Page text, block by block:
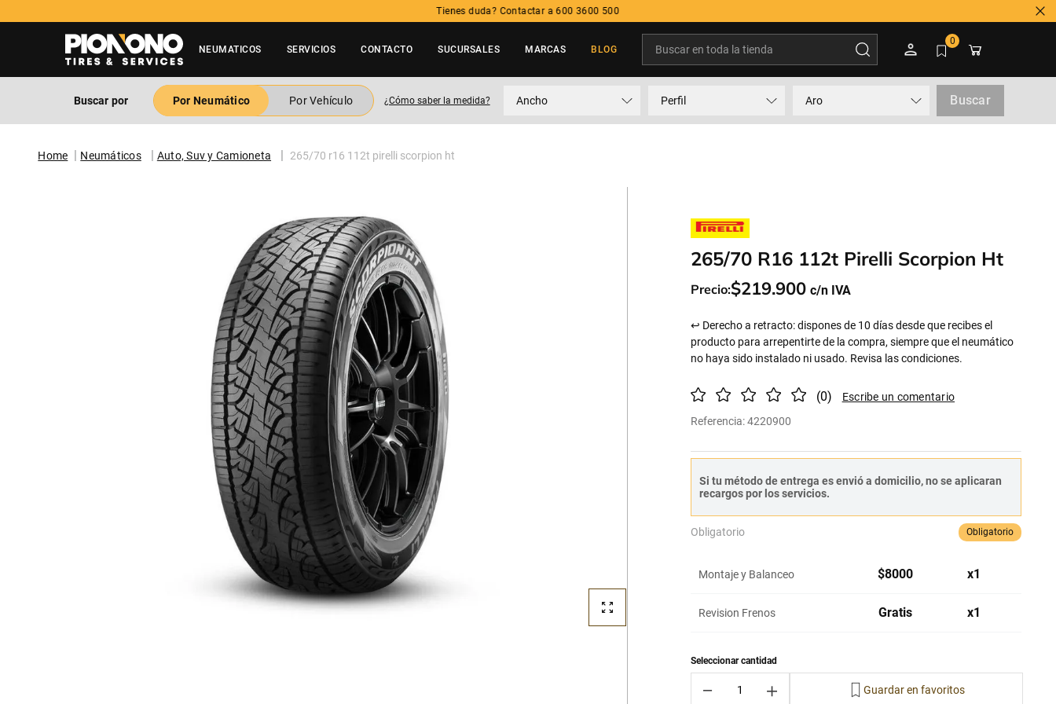
Tienes duda? Contactar a 600 3600 500
NEUMATICOS SERVICIOS CONTACTO SUCURSALES MARCAS BLOG
0
Buscar por Por Neumático Por Vehículo ¿Cómo saber la medida? Ancho Perfil Aro Buscar
Neumáticos Auto, Suv y Camioneta 265/70 r16 112t pirelli scorpion ht
265/70 R16 112t Pirelli Scorpion Ht
Precio:$219.900
↩ Derecho a retracto: dispones de 10 días desde que recibes el
producto para arrepentirte de la compra, siempre que el neumático
no haya sido instalado ni usado. Revisa las condiciones.
(0)
Referencia:4220900
Si tu método de entrega es envió a domicilio, no se aplicaran
recargos por los servicios.
Obligatorio Obligatorio
Montaje y Balanceo $8000 x1
Revision Frenos Gratis x1
＋
－
TÉRMINOS MÁS BUSCADOS
. neumatico
3 . 235
5.